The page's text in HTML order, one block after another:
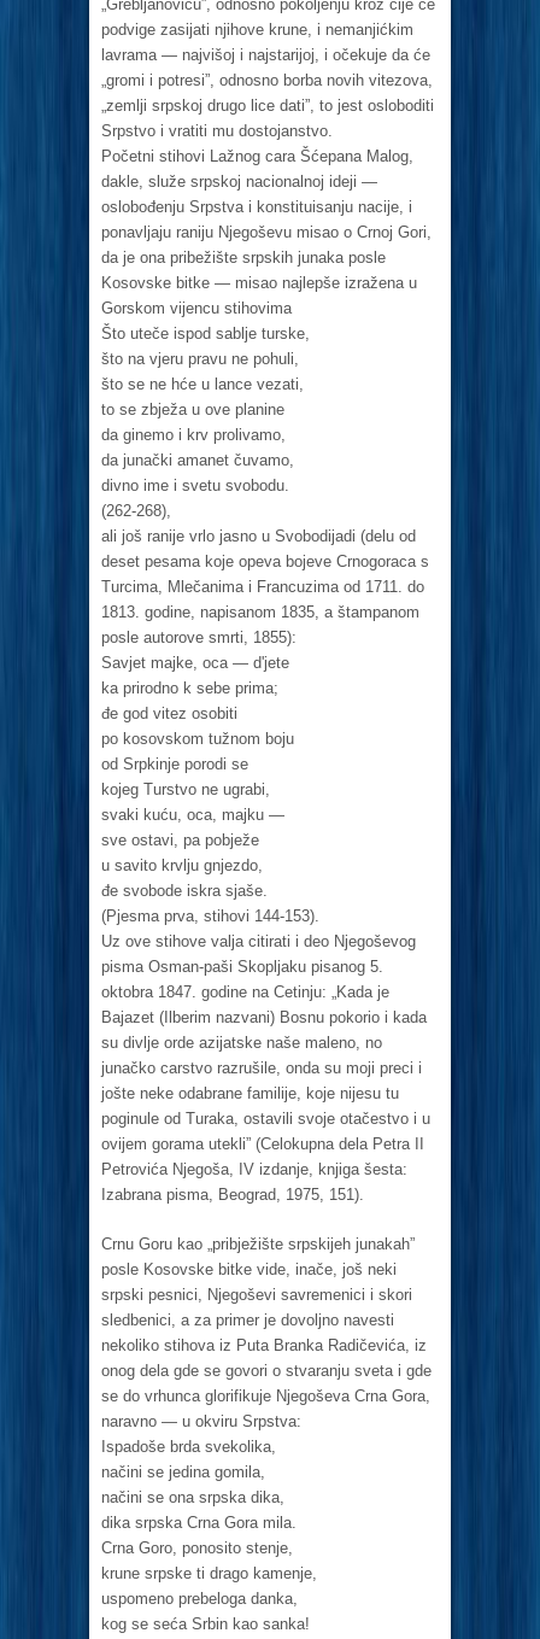
„Grebljanoviću”, odnosno pokoljenju kroz čije će
podvige zasijati njihove krune, i nemanjićkim
lavrama — najvišoj i najstarijoj, i očekuje da će
„gromi i potresi”, odnosno borba novih vitezova,
„zemlji srpskoj drugo lice dati”, to jest osloboditi
Srpstvo i vratiti mu dostojanstvo.
Početni stihovi Lažnog cara Šćepana Malog,
dakle, služe srpskoj nacionalnoj ideji —
oslobođenju Srpstva i konstituisanju nacije, i
ponavljaju raniju Njegoševu misao o Crnoj Gori,
da je ona pribežište srpskih junaka posle
Kosovske bitke — misao najlepše izražena u
Gorskom vijencu stihovima
Što uteče ispod sablje turske,
što na vjeru pravu ne pohuli,
što se ne hće u lance vezati,
to se zbježa u ove planine
da ginemo i krv prolivamo,
da junački amanet čuvamo,
divno ime i svetu svobodu.
(262-268),
ali još ranije vrlo jasno u Svobodijadi (delu od
deset pesama koje opeva bojeve Crnogoraca s
Turcima, Mlečanima i Francuzima od 1711. do
1813. godine, napisanom 1835, a štampanom
posle autorove smrti, 1855):
Savjet majke, oca — d'jete
ka prirodno k sebe prima;
đe god vitez osobiti
po kosovskom tužnom boju
od Srpkinje porodi se
kojeg Turstvo ne ugrabi,
svaki kuću, oca, majku —
sve ostavi, pa pobježe
u savito krvlju gnjezdo,
đe svobode iskra sjaše.
(Pjesma prva, stihovi 144-153).
Uz ove stihove valja citirati i deo Njegoševog
pisma Osman-paši Skopljaku pisanog 5.
oktobra 1847. godine na Cetinju: „Kada je
Bajazet (Ilberim nazvani) Bosnu pokorio i kada
su divlje orde azijatske naše maleno, no
junačko carstvo razrušile, onda su moji preci i
jošte neke odabrane familije, koje nijesu tu
poginule od Turaka, ostavili svoje otačestvo i u
ovijem gorama utekli” (Celokupna dela Petra II
Petrovića Njegoša, IV izdanje, knjiga šesta:
Izabrana pisma, Beograd, 1975, 151).
Crnu Goru kao „pribježište srpskijeh junakah”
posle Kosovske bitke vide, inače, još neki
srpski pesnici, Njegoševi savremenici i skori
sledbenici, a za primer je dovoljno navesti
nekoliko stihova iz Puta Branka Radičevića, iz
onog dela gde se govori o stvaranju sveta i gde
se do vrhunca glorifikuje Njegoševa Crna Gora,
naravno — u okviru Srpstva:
Ispadoše brda svekolika,
načini se jedina gomila,
načini se ona srpska dika,
dika srpska Crna Gora mila.
Crna Goro, ponosito stenje,
krune srpske ti drago kamenje,
uspomeno prebeloga danka,
kog se seća Srbin kao sanka!